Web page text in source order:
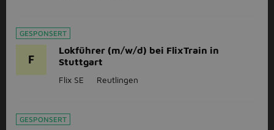
GESPONSERT
F
Lokführer (m/w/d) bei FlixTrain in
Stuttgart
Flix SE Reutlingen
GESPONSERT